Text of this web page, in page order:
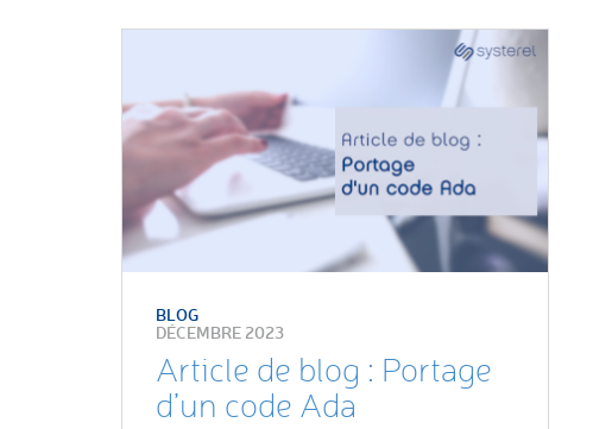
BLOG
DÉCEMBRE 2023
Article de blog : Portage
d’un code Ada